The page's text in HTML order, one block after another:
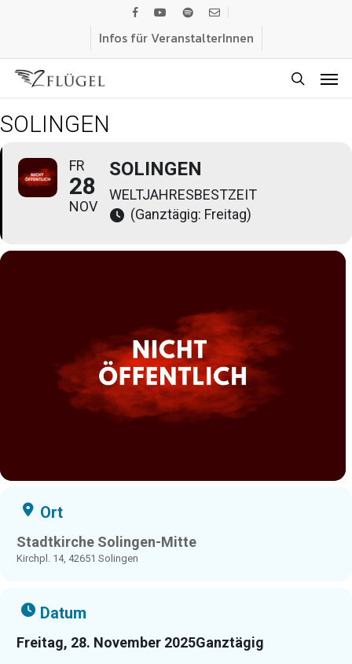
content
facebook
youtubespotifyemail
Infos für VeranstalterInnen
SOLINGEN
FR
28
NOV
SOLINGEN
WELTJAHRESBESTZEIT
(Ganztägig: Freitag)
Ort
Stadtkirche Solingen-Mitte
Kirchpl. 14, 42651 Solingen
Datum
Freitag, 28. November 2025Ganztägig